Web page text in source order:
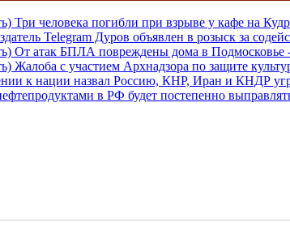
Три человека погибли при взрыве у кафе на
Telegram Дуров объявлен в розыск за
От атак БПЛА повреждены дома в Подмосковье -
Жалоба с участием Архнадзора по защите
к нации назвал Россию, КНР, Иран и КНДР
в РФ будет постепенно